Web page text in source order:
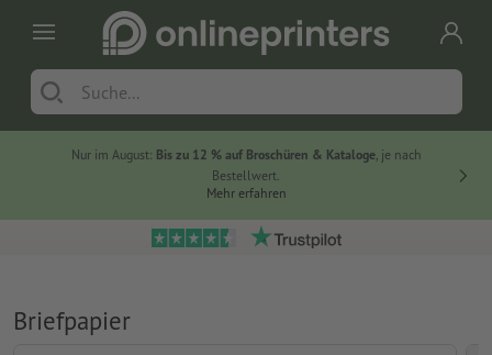
Nur im August: Bis zu 12 % auf Broschüren & Kataloge, je nach
Bestellwert.
Mehr erfahren
Briefpapier